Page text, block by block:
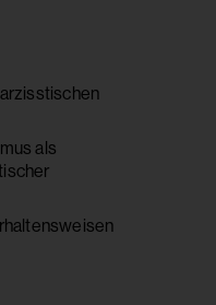
als